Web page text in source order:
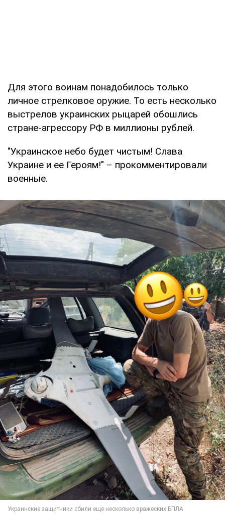
Для этого воинам понадобилось только
личное стрелковое оружие. То есть несколько
выстрелов украинских рыцарей обошлись
стране-агрессору РФ в миллионы рублей.
"Украинское небо будет чистым! Слава
Украине и ее Героям!" – прокомментировали
военные.